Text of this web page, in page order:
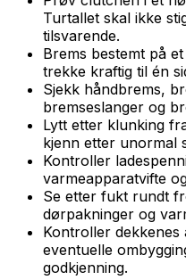
Turtallet skal ikke
tilsvarende.
Brems bestemt på
trekke kraftig til én
Sjekk håndbrems,
bremseslanger og
Lytt etter klunking
kjenn etter unormal
Kontroller
varmeapparatvifte
Se etter fukt rundt
dørpakninger og
Kontroller
eventuelle
godkjenning.